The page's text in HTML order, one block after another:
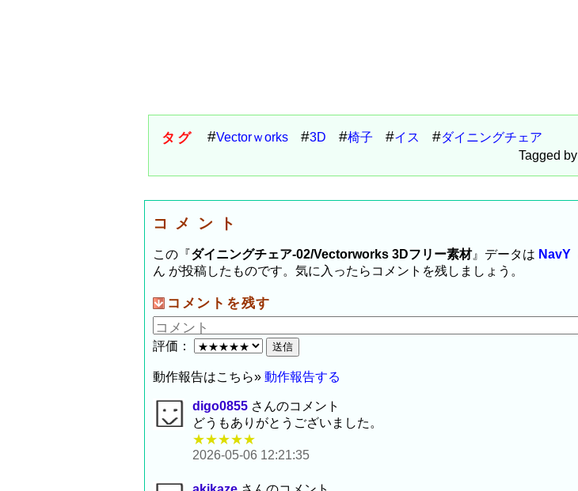
タグ Vectorｗorks 3D 椅子 イス
ダイニングチェア
Tagged by
コメント
この『ダイニングチェア-02/Vectorworks 3Dフリー素材』データは NavY
ん が投稿したものです。気に入ったらコメントを残しましょう。
コメントを残す
評価：
動作報告はこちら» 動作報告する
digo0855 さんのコメント
どうもありがとうございました。
★★★★★
2026-05-06 12:21:35